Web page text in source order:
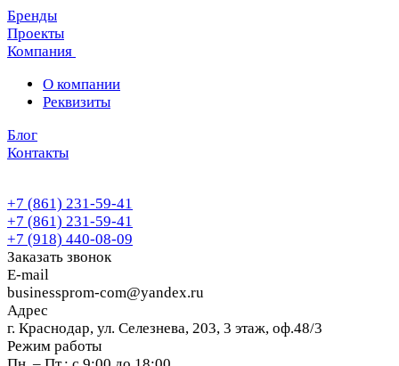
Бренды
Проекты
Компания
О компании
Реквизиты
Блог
Контакты
+7 (861) 231-59-41
+7 (861) 231-59-41
+7 (918) 440-08-09
Заказать звонок
E-mail
businessprom-com@yandex.ru
Адрес
г. Краснодар, ул. Селезнева, 203, 3 этаж, оф.48/3
Режим работы